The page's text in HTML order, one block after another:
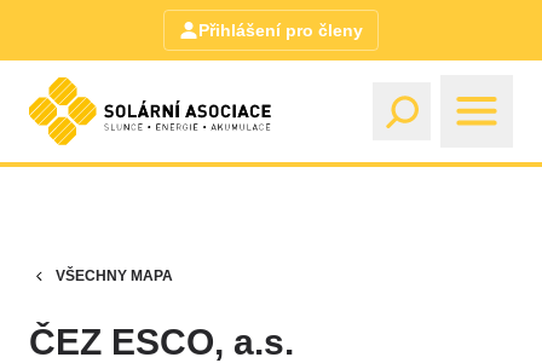
Přihlášení pro členy
VŠECHNY MAPA
ČEZ ESCO, a.s.